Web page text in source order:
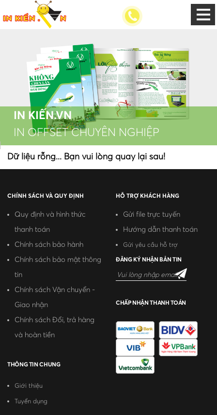
IN KIẾN.VN
IN OFFSET CHUYÊN NGHIỆP
Dữ liệu rỗng... Bạn vui lòng quay lại sau!
CHÍNH SÁCH VÀ QUY ĐỊNH
Quy định và hình thức
thanh toán
Chính sách bảo hành
Chính sách bảo mật thông
tin
Chính sách Vận chuyển -
Giao nhận
Chính sách Đổi, trả hàng
và hoàn tiền
THÔNG TIN CHUNG
Giới thiệu
Tuyển dụng
HỖ TRỢ KHÁCH HÀNG
Gửi file trực tuyến
Hướng dẫn thanh toán
Gửi yêu cầu hỗ trợ
ĐĂNG KÝ NHẬN BẢN TIN
CHẤP NHẬN THANH TOÁN